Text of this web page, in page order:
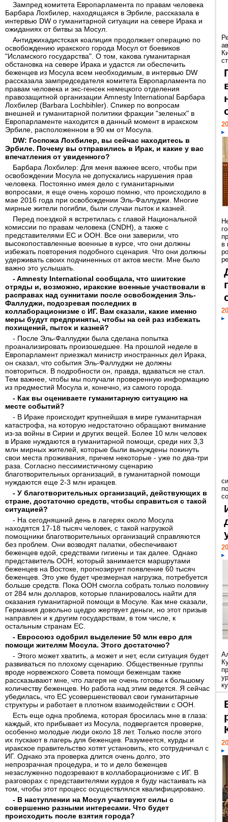
Зампред комитета Европарламента по правам человека
Барбара Лохбилер, находящаяся в Эрбиле, рассказала в
интервью DW о гуманитарной ситуации на севере Ирака и
ожиданиях от битвы за Мосул.
Антиджихадистская коалиция продолжает операцию по
освобождению иракского города Мосул от боевиков
"Исламского государства". О том, какова гуманитарная
обстановка на севере Ирака и удастся ли обеспечить
беженцев из Мосула всем необходимым, в интервью DW
рассказала зампредседателя комитета Европарламента по
правам человека и экс-генсек немецкого отделения
правозащитной организации Amnesty International Барбара
Лохбилер (Barbara Lochbihler). Спикер по вопросам
внешней и гуманитарной политики фракции "зеленых" в
Европарламенте находится в данный момент в иракском
Эрбиле, расположенном в 90 км от Мосула.
DW: Госпожа Лохбилер, вы сейчас находитесь в
Эрбиле. Почему вы отправились в Ирак, и какие у вас
впечатления от увиденного?
Барбара Лохбилер: Для меня важнее всего, чтобы при
освобождении Мосула не допускались нарушения прав
человека. Постоянно имея дело с гуманитарными
вопросами, я еще очень хорошо помню, что происходило в
мае 2016 года при освобождении Эль-Фаллуджи. Многие
мирные жители погибли, были случаи пыток и казней.
Перед поездкой я встретилась с главой Национальной
комиссии по правам человека (CNDH), а также с
представителями ЕС и ООН. Все они заверили, что
высокопоставленные военные в курсе, что они должны
избежать повторения подобного сценария. Что они должны
удерживать своих подчиненных от актов мести. Мне было
важно это услышать.
- Amnesty International сообщала, что шиитские
отряды и, возможно, иракские военные участвовали в
расправах над суннитами после освобождения Эль-
Фаллуджи, подозревая последних в
коллаборационизме с ИГ. Вам сказали, какие именно
меры будут предприняты, чтобы на сей раз избежать
похищений, пыток и казней?
- После Эль-Фаллуджи была сделана попытка
проанализировать произошедшее. На прошлой неделе в
Европарламент приезжал министр иностранных дел Ирака,
он сказал, что события Эль-Фаллуджи не должны
повториться. В подробности он, правда, вдаваться не стал.
Тем важнее, чтобы мы получали проверенную информацию
из предместий Мосула и, конечно, из самого города.
- Как вы оцениваете гуманитарную ситуацию на
месте событий?
- В Ираке происходит крупнейшая в мире гуманитарная
катастрофа, на которую недостаточно обращают внимание
из-за войны в Сирии и других вещей. Более 10 млн человек
в Ираке нуждаются в гуманитарной помощи, среди них 3,3
млн мирных жителей, которые были вынуждены покинуть
свои места проживания, причем некоторые - уже по два-три
раза. Согласно пессимистичному сценарию
благотворительных организаций, в гуманитарной помощи
нуждаются еще 2-3 млн иракцев.
- У благотворительных организаций, действующих в
стране, достаточно средств, чтобы справиться с такой
ситуацией?
- На сегодняшний день в лагерях около Мосула
находятся 17-18 тысяч человек, с такой нагрузкой
помощники благотворительных организаций справляются
без проблем. Они возводят палатки, обеспечивают
беженцев едой, средствами гигиены и так далее. Однако
представитель ООН, который занимается маршрутами
беженцев на Востоке, прогнозирует появление 60 тысяч
беженцев. Это уже будет чрезмерная нагрузка, потребуется
больше средств. Пока ООН смогла собрать только половину
от 284 млн долларов, которые планировалось найти для
оказания гуманитарной помощи в Мосуле. Как мне сказали,
Германия довольно щедро жертвует деньги, но этот призыв
направлен и к другим государствам, в том числе, к
остальным странам ЕС.
- Евросоюз одобрил выделение 50 млн евро для
помощи жителям Мосула. Этого достаточно?
- Этого может хватить, а может и нет, если ситуация будет
развиваться по плохому сценарию. Общественные группы
вроде норвежского Совета помощи беженцам также
рассказывают мне, что лагеря не очень готовы к большому
количеству беженцев. Но работа над этим ведется. Я сейчас
убедилась, что ЕС усовершенствовал свои гуманитарные
структуры и работает в плотном взаимодействии с ООН.
Есть еще одна проблема, которая бросилась мне в глаза:
каждый, кто прибывает из Мосула, подвергается проверке,
особенно молодые люди около 18 лет. Только после этого
их пускают в лагерь для беженцев. Разумеется, курды и
иракское правительство хотят установить, кто сотрудничал с
ИГ. Однако эта проверка длится очень долго, это
непрозрачная процедура, и то и дело беженцев
незаслуженно подозревают в коллаборационизме с ИГ. В
разговорах с представителями курдов я буду настаивать на
том, чтобы этот процесс осуществлялся квалифицировано.
- В наступлении на Мосул участвуют силы с
совершенно разными интересами. Что будет
происходить после взятия города?
в